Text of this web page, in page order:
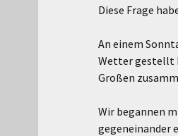
Diese Frage
An einem
Wetter gestellt
Großen
Wir begannen
gegeneinander